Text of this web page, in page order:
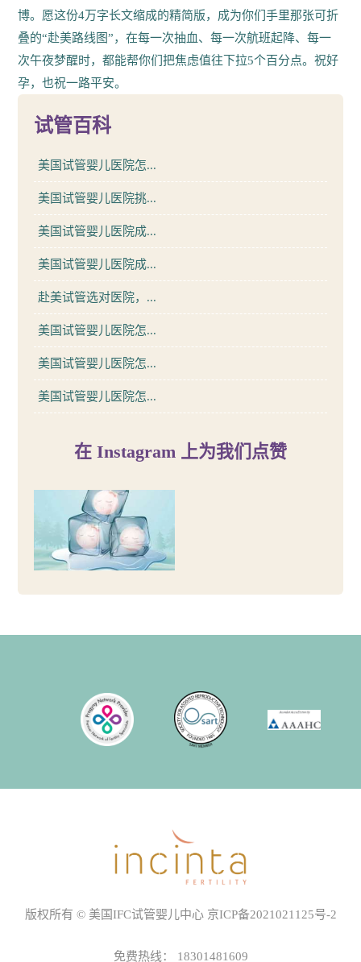
博。愿这份4万字长文缩成的精简版，成为你们手里那张可折
叠的“赴美路线图”，在每一次抽血、每一次航班起降、每一
次午夜梦醒时，都能帮你们把焦虑值往下拉5个百分点。祝好
孕，也祝一路平安。
试管百科
美国试管婴儿医院怎...
美国试管婴儿医院挑...
美国试管婴儿医院成...
美国试管婴儿医院成...
赴美试管选对医院，...
美国试管婴儿医院怎...
美国试管婴儿医院怎...
美国试管婴儿医院怎...
在 Instagram 上为我们点赞
版权所有 © 美国IFC试管婴儿中心 京ICP备2021021125号-2
免费热线： 18301481609